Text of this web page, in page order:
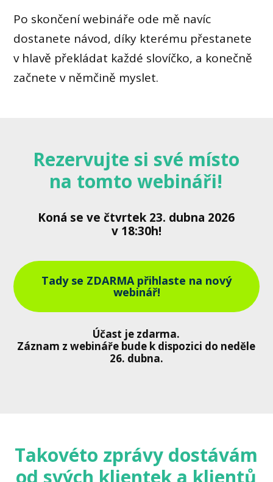
Po skončení webináře ode mě navíc
dostanete návod, díky kterému přestanete
v hlavě překládat každé slovíčko, a konečně
začnete v němčině myslet.
Rezervujte si své místo
na tomto webináři!
Koná se ve čtvrtek 23. dubna 2026
v 18:30h!
Tady se ZDARMA přihlaste na nový
webinář!
Účast je zdarma.
Záznam z webináře bude k dispozici do neděle
26. dubna.
Takovéto zprávy dostávám
od svých klientek a klientů